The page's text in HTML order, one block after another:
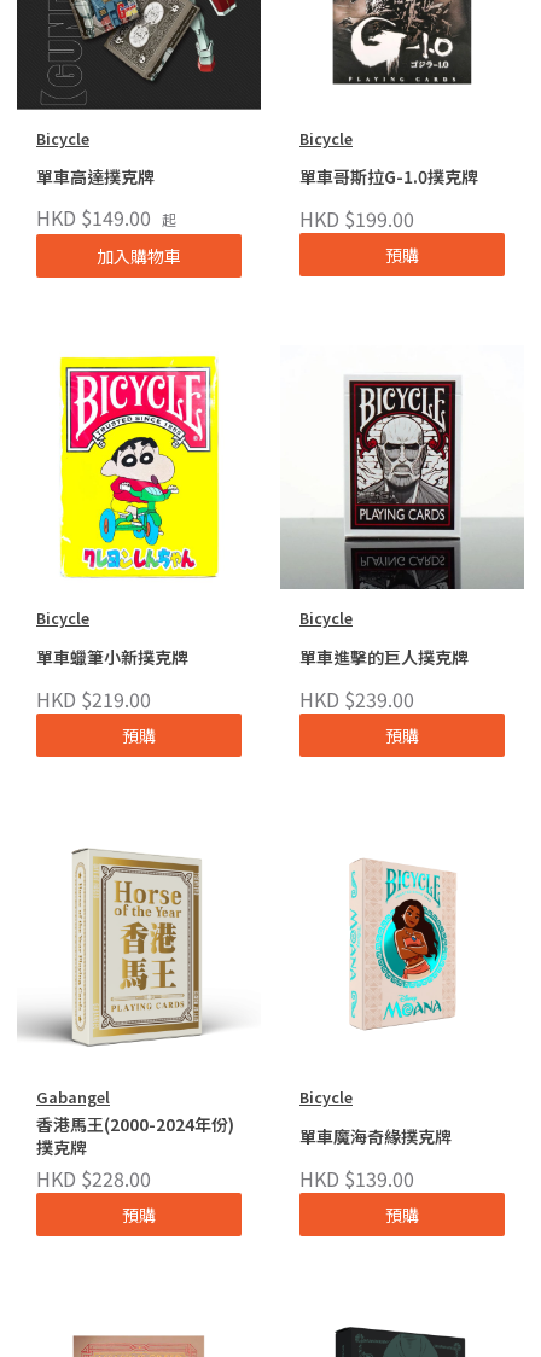
Bicycle
單車高達撲克牌
HKD $149.00 起
加入購物車
Bicycle
單車哥斯拉G-1.0撲克牌
HKD $199.00
預購
Bicycle
單車蠟筆小新撲克牌
HKD $219.00
預購
Bicycle
單車進擊的巨人撲克牌
HKD $239.00
預購
Gabangel
香港馬王(2000-2024年份)
撲克牌
HKD $228.00
預購
Bicycle
單車魔海奇緣撲克牌
HKD $139.00
預購